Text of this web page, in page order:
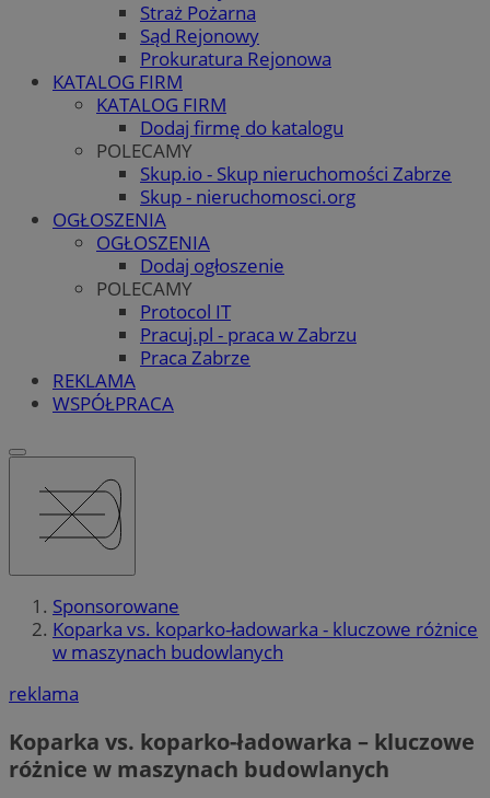
Straż Pożarna
Sąd Rejonowy
Prokuratura Rejonowa
KATALOG FIRM
KATALOG FIRM
Dodaj firmę do katalogu
POLECAMY
Skup.io - Skup nieruchomości Zabrze
Skup - nieruchomosci.org
OGŁOSZENIA
OGŁOSZENIA
Dodaj ogłoszenie
POLECAMY
Protocol IT
Pracuj.pl - praca w Zabrzu
Praca Zabrze
REKLAMA
WSPÓŁPRACA
Sponsorowane
Koparka vs. koparko-ładowarka - kluczowe różnice
w maszynach budowlanych
reklama
Koparka vs. koparko-ładowarka – kluczowe
różnice w maszynach budowlanych